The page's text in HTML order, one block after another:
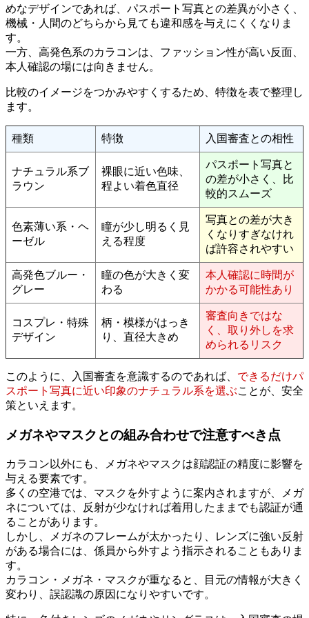
めなデザインであれば、パスポート写真との差異が小さく、
機械・人間のどちらから見ても違和感を与えにくくなりま
す。
一方、高発色系のカラコンは、ファッション性が高い反面、
本人確認の場には向きません。
比較のイメージをつかみやすくするため、特徴を表で整理し
ます。
種類 特徴 入国審査との相性
ナチュラル系ブ
ラウン
裸眼に近い色味、
程よい着色直径
パスポート写真と
の差が小さく、比
較的スムーズ
色素薄い系・ヘ
ーゼル
瞳が少し明るく見
える程度
写真との差が大き
くなりすぎなけれ
ば許容されやすい
高発色ブルー・
グレー
瞳の色が大きく変
わる
本人確認に時間が
かかる可能性あり
コスプレ・特殊
デザイン
柄・模様がはっき
り、直径大きめ
審査向きではな
く、取り外しを求
められるリスク
このように、入国審査を意識するのであれば、 できるだけパ
スポート写真に近い印象のナチュラル系を選ぶことが、安全
策といえます。
メガネやマスクとの組み合わせで注意すべき点
カラコン以外にも、メガネやマスクは顔認証の精度に影響を
与える要素です。
多くの空港では、マスクを外すように案内されますが、メガ
ネについては、反射が少なければ着用したままでも認証が通
ることがあります。
しかし、メガネのフレームが太かったり、レンズに強い反射
がある場合には、係員から外すよう指示されることもありま
す。
カラコン・メガネ・マスクが重なると、目元の情報が大きく
変わり、誤認識の原因になりやすいです。